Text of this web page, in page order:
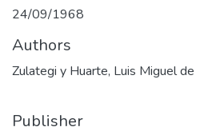
24/09/1968
Authors
Zulategi y Huarte, Luis Miguel de
Publisher